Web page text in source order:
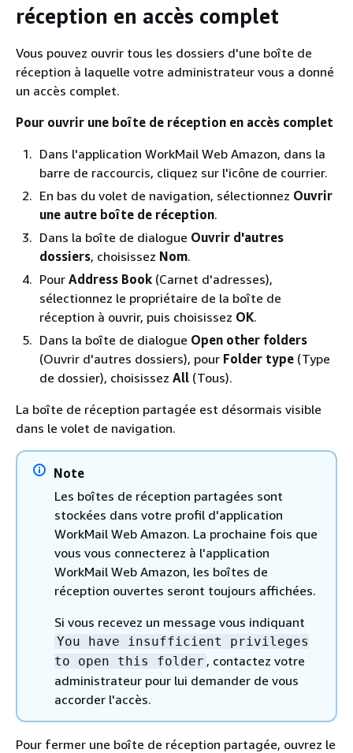
réception en accès complet
Vous pouvez ouvrir tous les dossiers d'une boîte de
réception à laquelle votre administrateur vous a donné
un accès complet.
Pour ouvrir une boîte de réception en accès complet
Dans l'application WorkMail Web Amazon, dans la
barre de raccourcis, cliquez sur l'icône de courrier.
En bas du volet de navigation, sélectionnez Ouvrir
une autre boîte de réception.
Dans la boîte de dialogue Ouvrir d'autres
dossiers, choisissez Nom.
Pour Address Book (Carnet d'adresses),
sélectionnez le propriétaire de la boîte de
réception à ouvrir, puis choisissez OK.
Dans la boîte de dialogue Open other folders
(Ouvrir d'autres dossiers), pour Folder type (Type
de dossier), choisissez All (Tous).
La boîte de réception partagée est désormais visible
dans le volet de navigation.
Note
Les boîtes de réception partagées sont
stockées dans votre profil d'application
WorkMail Web Amazon. La prochaine fois que
vous vous connecterez à l'application
WorkMail Web Amazon, les boîtes de
réception ouvertes seront toujours affichées.
Si vous recevez un message vous indiquant
You have insufficient privileges
to open this folder , contactez votre
administrateur pour lui demander de vous
accorder l'accès.
Pour fermer une boîte de réception partagée, ouvrez le